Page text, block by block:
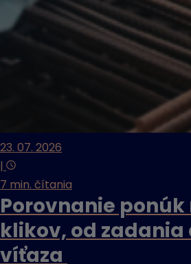
23. 07. 2026
|
7 min. čítania
Porovnanie
klikov, od zadania
víťaza